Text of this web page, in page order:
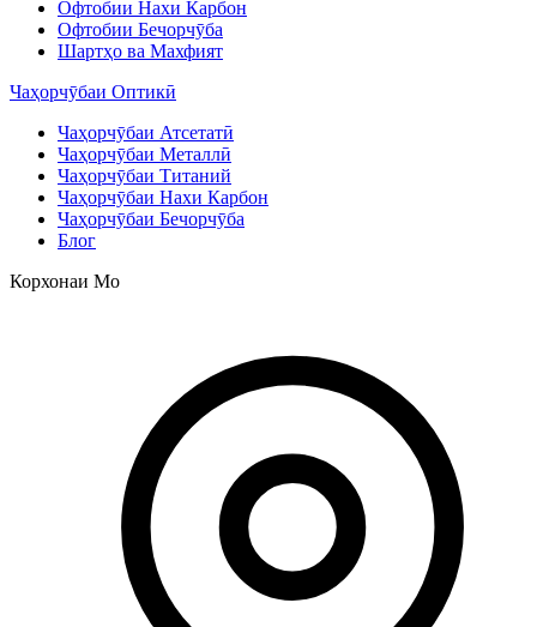
Офтобии Нахи Карбон
Офтобии Бечорчӯба
Шартҳо ва Махфият
Чаҳорчӯбаи Оптикӣ
Чаҳорчӯбаи Атсетатӣ
Чаҳорчӯбаи Металлӣ
Чаҳорчӯбаи Титаний
Чаҳорчӯбаи Нахи Карбон
Чаҳорчӯбаи Бечорчӯба
Блог
Корхонаи Мо